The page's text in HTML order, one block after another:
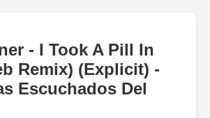
- I Took A Pill In
Remix) (Explicit) -
Escuchados Del